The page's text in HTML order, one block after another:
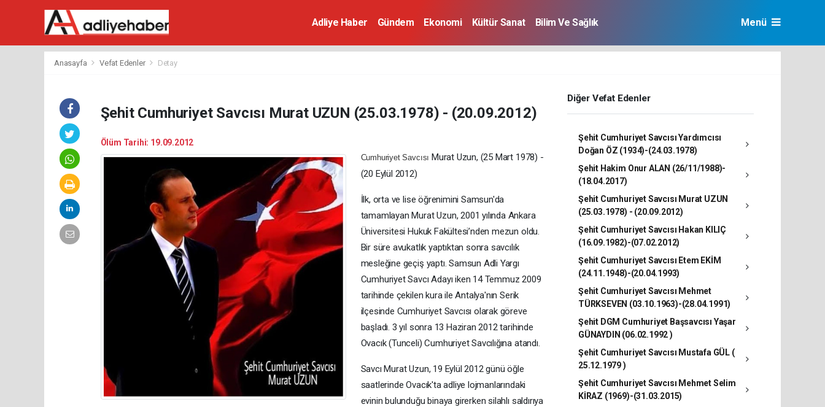
Adliye Haber Gündem Ekonomi Kültür Sanat Bilim Ve Sağlık Menü
Anasayfa Vefat Edenler Detay
Şehit Cumhuriyet Savcısı Murat UZUN (25.03.1978) - (20.09.2012)
Ölüm Tarihi: 19.09.2012
Cumhuriyet Savcısı Murat Uzun, (25 Mart 1978) -
(20 Eylül 2012)
İlk, orta ve lise öğrenimini Samsun'da
tamamlayan Murat Uzun, 2001 yılında Ankara
Üniversitesi Hukuk Fakültesi’nden mezun oldu.
Bir süre avukatlık yaptıktan sonra savcılık
mesleğine geçiş yaptı. Samsun Adli Yargı
Cumhuriyet Savcı Adayı iken 14 Temmuz 2009
tarihinde çekilen kura ile Antalya'nın Serik
ilçesinde Cumhuriyet Savcısı olarak göreve
başladı. 3 yıl sonra 13 Haziran 2012 tarihinde
Ovacık (Tunceli) Cumhuriyet Savcılığına atandı.
Savcı Murat Uzun, 19 Eylül 2012 günü öğle
saatlerinde Ovacık'ta adliye lojmanlarındaki
evinin bulunduğu binaya girerken silahlı saldırıya
Diğer Vefat Edenler
Şehit Cumhuriyet Savcısı Yardımcısı
Doğan ÖZ (1934)-(24.03.1978)
Şehit Hakim Onur ALAN (26/11/1988)-
(18.04.2017)
Şehit Cumhuriyet Savcısı Murat UZUN
(25.03.1978) - (20.09.2012)
Şehit Cumhuriyet Savcısı Hakan KILIÇ
(16.09.1982)-(07.02.2012)
Şehit Cumhuriyet Savcısı Etem EKİM
(24.11.1948)-(20.04.1993)
Şehit Cumhuriyet Savcısı Mehmet
TÜRKSEVEN (03.10.1963)-(28.04.1991)
Şehit DGM Cumhuriyet Başsavcısı Yaşar
GÜNAYDIN (06.02.1992 )
Şehit Cumhuriyet Savcısı Mustafa GÜL (
25.12.1979 )
Şehit Cumhuriyet Savcısı Mehmet Selim
KİRAZ (1969)-(31.03.2015)